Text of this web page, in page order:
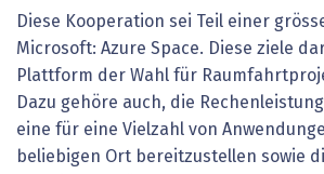
Diese Kooperation sei Teil einer
Microsoft: Azure Space. Diese ziele
Plattform der Wahl für
Dazu gehöre auch, die
eine für eine Vielzahl von
beliebigen Ort bereitzustellen sowie